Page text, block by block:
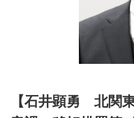
【石井顕勇 北